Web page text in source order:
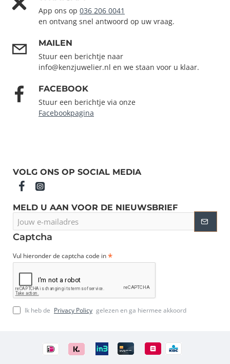
App ons op 036 206 0041
en ontvang snel antwoord op uw vraag.
MAILEN
Stuur een berichtje naar
info@kenzjuwelier.nl en we staan voor u klaar.
FACEBOOK
Stuur een berichtje via onze
Facebookpagina
VOLG ONS OP SOCIAL MEDIA
MELD U AAN VOOR DE NIEUWSBRIEF
e-
mailadres
Captcha
Vul hieronder de captcha code in
Ik heb de Privacy Policy gelezen en ga hiermee akkoord